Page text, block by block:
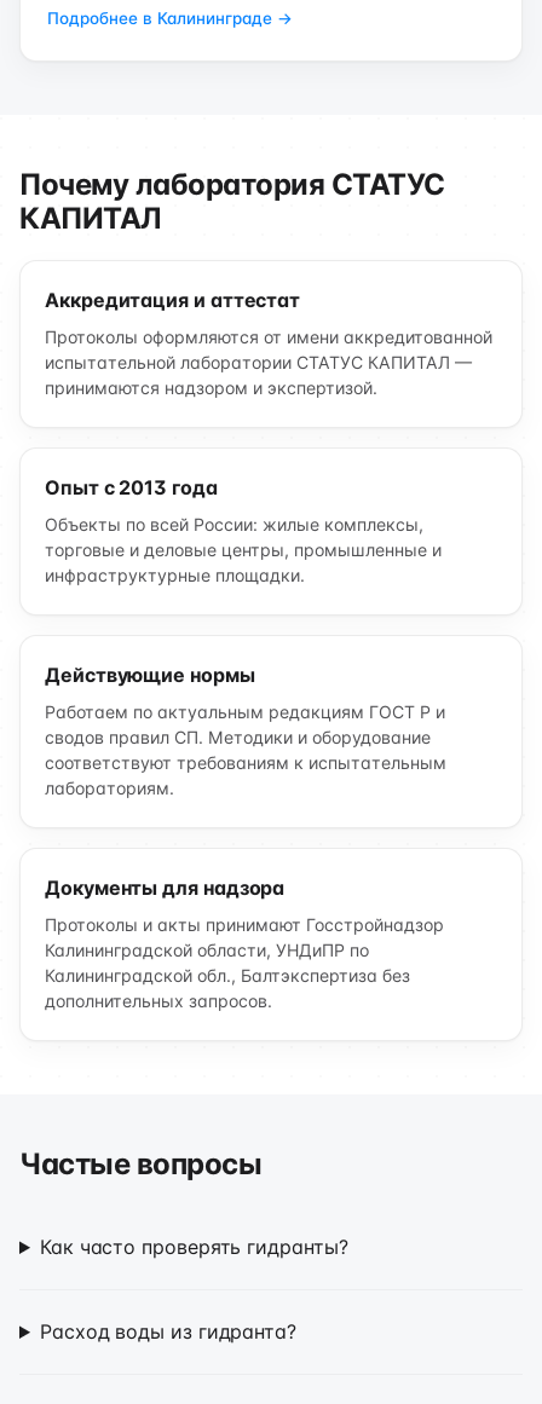
Подробнее в Калининграде →
Почему лаборатория СТАТУС
КАПИТАЛ
Аккредитация и аттестат
Протоколы оформляются от имени аккредитованной
испытательной лаборатории СТАТУС КАПИТАЛ —
принимаются надзором и экспертизой.
Опыт с 2013 года
Объекты по всей России: жилые комплексы,
торговые и деловые центры, промышленные и
инфраструктурные площадки.
Действующие нормы
Работаем по актуальным редакциям ГОСТ Р и
сводов правил СП. Методики и оборудование
соответствуют требованиям к испытательным
лабораториям.
Документы для надзора
Протоколы и акты принимают Госстройнадзор
Калининградской области, УНДиПР по
Калининградской обл., Балтэкспертиза без
дополнительных запросов.
Частые вопросы
Как часто проверять гидранты?
Расход воды из гидранта?